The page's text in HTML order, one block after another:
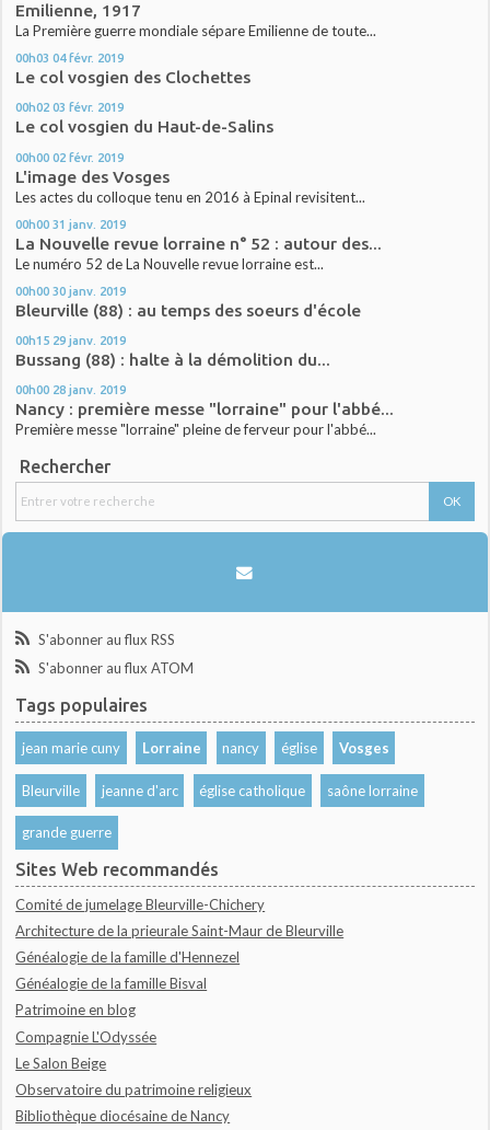
Emilienne, 1917
La Première guerre mondiale sépare Emilienne de toute...
00h03 04 févr. 2019
Le col vosgien des Clochettes
00h02 03 févr. 2019
Le col vosgien du Haut-de-Salins
00h00 02 févr. 2019
L'image des Vosges
Les actes du colloque tenu en 2016 à Epinal revisitent...
00h00 31 janv. 2019
La Nouvelle revue lorraine n° 52 : autour des...
Le numéro 52 de La Nouvelle revue lorraine est...
00h00 30 janv. 2019
Bleurville (88) : au temps des soeurs d'école
00h15 29 janv. 2019
Bussang (88) : halte à la démolition du...
00h00 28 janv. 2019
Nancy : première messe "lorraine" pour l'abbé...
Première messe "lorraine" pleine de ferveur pour l'abbé...
Rechercher
S'abonner au flux RSS
S'abonner au flux ATOM
Tags populaires
jean marie cuny Lorraine nancy église Vosges
Bleurville jeanne d'arc église catholique saône lorraine
grande guerre
Sites Web recommandés
Comité de jumelage Bleurville-Chichery
Architecture de la prieurale Saint-Maur de Bleurville
Généalogie de la famille d'Hennezel
Généalogie de la famille Bisval
Patrimoine en blog
Compagnie L'Odyssée
Le Salon Beige
Observatoire du patrimoine religieux
Bibliothèque diocésaine de Nancy